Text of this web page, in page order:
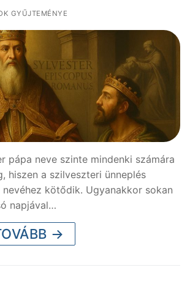
GYŰJTEMÉNYE
pápa neve szinte mindenki számára
hiszen a szilveszteri ünneplés
kötődik. Ugyanakkor sokan
napjával…
→